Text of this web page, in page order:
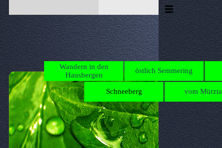
Direkt zum Seiteninhalt
Wandern in den
Hausbergen
östlich Semmering
Schneeberg ▼
vom